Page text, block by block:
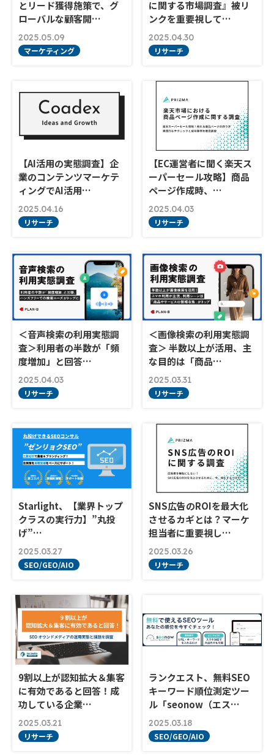
とリード獲得施策で、グ
ローバルな顧客開…
2025.05.09
マーケティング
に関する市場調査』被リ
ンクを重要視して…
2025.04.30
リサーチ
【AI活用の実態調査】企
業のコンテンツマーケテ
ィングでAI活用…
2025.04.16
リサーチ
【EC運営者に聞く楽天ス
ーパーセール攻略】商品
ページ作成時、…
2025.04.03
リサーチ
＜音声検索の利用実態調
査＞利用者の半数が「頻
度増加」と回答…
2025.04.03
リサーチ
＜画像検索の利用実態調
査＞ 半数以上が活用、主
な目的は「商品…
2025.03.31
リサーチ
Starlight、【業界トップ
クラスの実行力】”丸投
げ”…
2025.03.27
SEO/GEO/AIO
SNS広告のROIを最大化
させるカギとは？マーケ
担当者に重要視し…
2025.03.26
リサーチ
9割以上が認知拡大＆集客
に有効であると回答！成
功している企業…
2025.03.21
リサーチ
ランクエスト、無料SEO
キーワード順位測定ツー
ル「seonow（エス…
2025.03.18
SEO/GEO/AIO